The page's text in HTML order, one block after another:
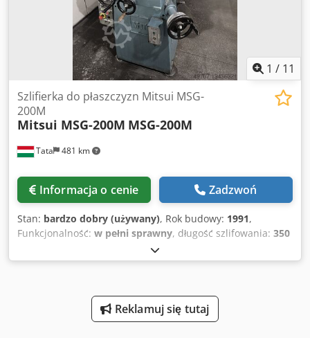
1 / 11
Tata 481 km
Szlifierka do płaszczyzn Mitsui MSG-
200M
Mitsui MSG-200M MSG-200M
Informacja o cenie Zadzwoń
Stan: bardzo dobry (używany), Rok budowy: 1991,
Funkcjonalność: w pełni sprawny, długość szlifowania: 350
160 mm
wejściowego:trójfazowy, masa całkowita:740 kg, prędkość
dokumentacja / instrukcja obsługi
Producent: Mitsui MGG CO.LTD Typ: MSG-200M Rok
Reklamuj się tutaj